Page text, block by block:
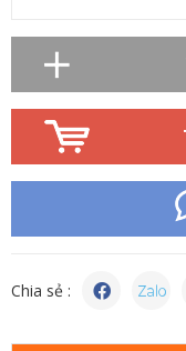
Chia sẻ :